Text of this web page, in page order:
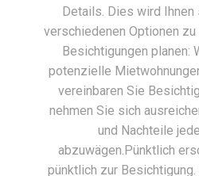
Details. Dies wird Ihnen
verschiedenen Optionen
Besichtigungen planen:
potenzielle
vereinbaren Sie
nehmen Sie sich
und Nachteile
abzuwägen.Pünktlich
pünktlich zur